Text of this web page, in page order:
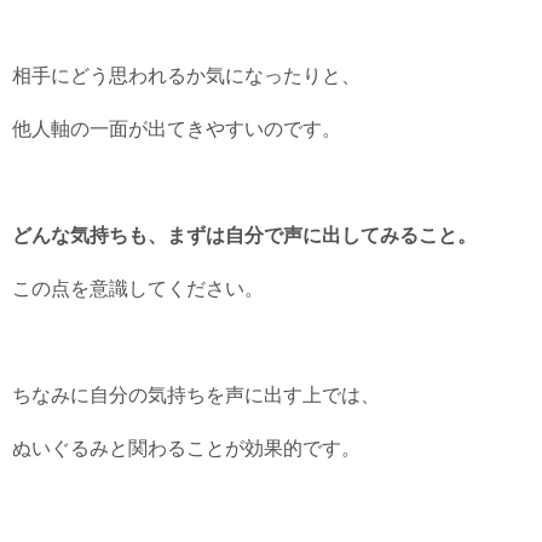
相手にどう思われるか気になったりと、
他人軸の一面が出てきやすいのです。
どんな気持ちも、まずは自分で声に出してみること。
この点を意識してください。
ちなみに自分の気持ちを声に出す上では、
ぬいぐるみと関わることが効果的です。